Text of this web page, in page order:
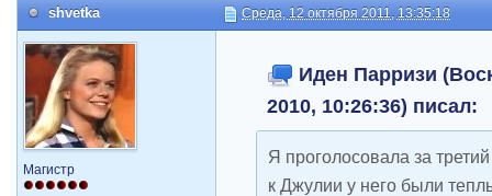
shvetka Среда, 12 октября 2011, 13:35:18
Магистр
Иден Парризи
2010, 10:26:36) писал:
Я проголосовала за
к Джулии у него были